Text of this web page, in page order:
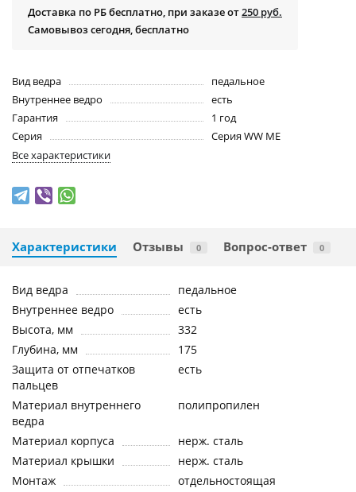
Доставка по РБ бесплатно, при заказе от250 руб.
Самовывоз сегодня, бесплатно
Вид ведра
педальное
Внутреннее ведро
есть
Гарантия
1 год
Серия
Серия WW ME
Все характеристики
Характеристики Отзывы 0 Вопрос-ответ 0
Вид ведра
педальное
Внутреннее ведро
есть
Высота, мм
332
Глубина, мм
175
Защита от отпечатков
пальцев
есть
Материал внутреннего
ведра
полипропилен
Материал корпуса
нерж. сталь
Материал крышки
нерж. сталь
Монтаж
отдельностоящая